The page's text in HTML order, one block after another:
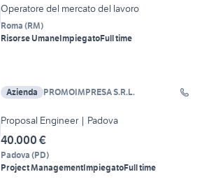
Operatore del mercato del lavoro
Roma (RM)
Risorse UmaneImpiegatoFull time
Azienda PROMOIMPRESA S.R.L.
Proposal Engineer | Padova
40.000 €
Padova (PD)
Project ManagementImpiegatoFull time